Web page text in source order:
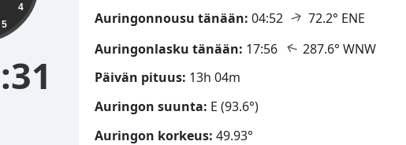
4
5
Auringonnousu tänään: 04:52 ↑ 72.2° ENE
Auringonlasku tänään: 17:56 ↑ 287.6° WNW
Päivän pituus: 13h 04m
Auringon suunta: E (93.6°)
Auringon korkeus: 49.93°